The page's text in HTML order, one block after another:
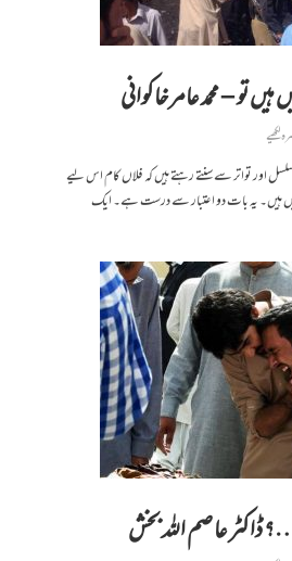
تو – محمد عامر خاکوانی
لکھیے
اور تواتر سے سنتے رہتے ہیں کہ فلاں کام اس لیے
ہیں۔ یہ بات دو اعتبار سے درست ہے۔ ایک
ڈاکٹر عاصم اللہ بخش